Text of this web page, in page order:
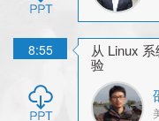
8:55 从 Linux
验